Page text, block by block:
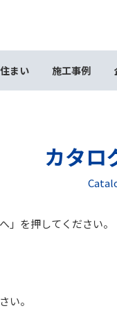
まい 施工事例
カタロ
」を押してください。
い。